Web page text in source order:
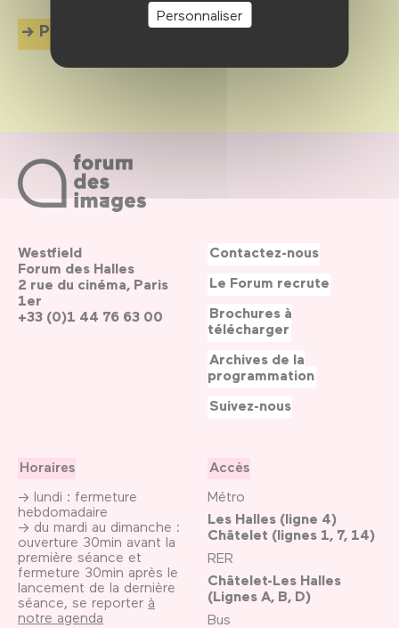
Personnaliser
Plus d'info
Westfield
Forum des Halles
2 rue du cinéma, Paris
1er
+33 (0)1 44 76 63 00
Horaires
→ lundi : fermeture
hebdomadaire
→ du mardi au dimanche :
ouverture 30min avant la
première séance et
fermeture 30min après le
lancement de la dernière
séance, se reporter à
notre agenda
Accès
Métro
Les Halles (ligne 4)
Châtelet (lignes 1, 7, 14)
RER
Châtelet-Les Halles
(Lignes A, B, D)
Bus
Contactez-nous
Le Forum recrute
Brochures à
télécharger
Archives de la
programmation
Suivez-nous